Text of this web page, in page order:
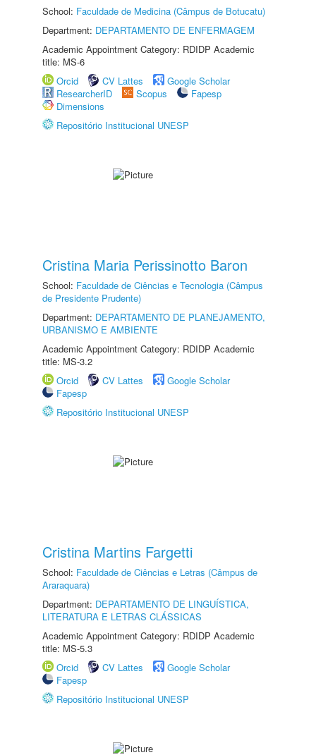
School: Faculdade de Medicina (Câmpus de Botucatu)
Department: DEPARTAMENTO DE ENFERMAGEM
Academic Appointment Category: RDIDP Academic
title: MS-6
Orcid
CV Lattes
Google Scholar
ResearcherID
Scopus
Fapesp
Dimensions
Repositório Institucional UNESP
Cristina Maria Perissinotto Baron
School: Faculdade de Ciências e Tecnologia (Câmpus
de Presidente Prudente)
Department: DEPARTAMENTO DE PLANEJAMENTO,
URBANISMO E AMBIENTE
Academic Appointment Category: RDIDP Academic
title: MS-3.2
Orcid
CV Lattes
Google Scholar
Fapesp
Repositório Institucional UNESP
Cristina Martins Fargetti
School: Faculdade de Ciências e Letras (Câmpus de
Araraquara)
Department: DEPARTAMENTO DE LINGUÍSTICA,
LITERATURA E LETRAS CLÁSSICAS
Academic Appointment Category: RDIDP Academic
title: MS-5.3
Orcid
CV Lattes
Google Scholar
Fapesp
Repositório Institucional UNESP